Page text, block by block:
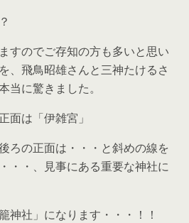
すのでご存知の方も多いと思い
、飛鳥昭雄さんと三神たけるさ
当に驚きました。
面は「伊雑宮」
ろの正面は・・・と斜めの線を
・・、見事にある重要な神社に
神社」になります・・・！！